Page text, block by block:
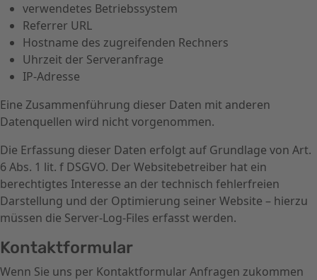
verwendetes Betriebssystem
Referrer URL
Hostname des zugreifenden Rechners
Uhrzeit der Serveranfrage
IP-Adresse
Eine Zusammenführung dieser Daten mit anderen
Datenquellen wird nicht vorgenommen.
Die Erfassung dieser Daten erfolgt auf Grundlage von Art.
6 Abs. 1 lit. f DSGVO. Der Websitebetreiber hat ein
berechtigtes Interesse an der technisch fehlerfreien
Darstellung und der Optimierung seiner Website – hierzu
müssen die Server-Log-Files erfasst werden.
Kontaktformular
Wenn Sie uns per Kontaktformular Anfragen zukommen